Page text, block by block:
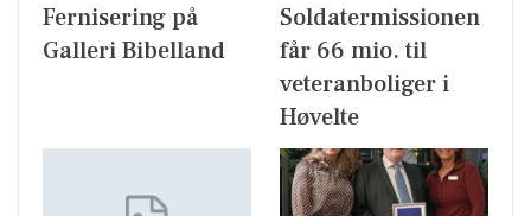
Fernisering på
Galleri Bibelland
Soldatermissionen
får 66 mio. til
veteranboliger i
Høvelte